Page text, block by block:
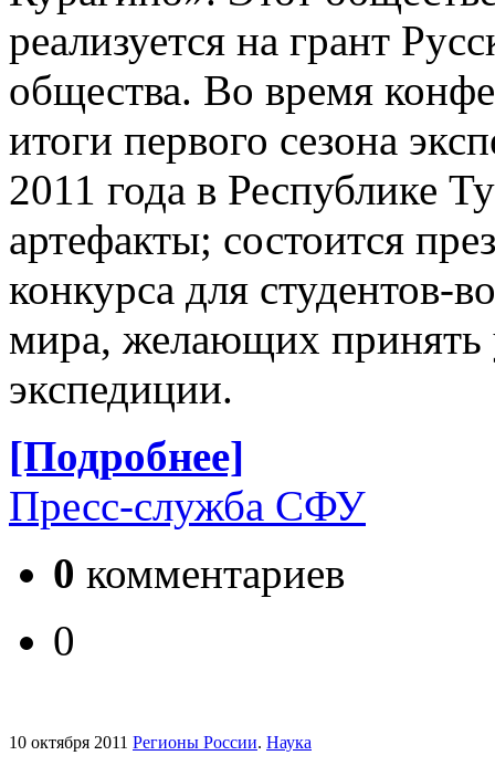
реализуется на грант
общества. Во время
итоги первого сезона
2011 года в Республике
артефакты; состоится
конкурса для студентов-
мира, желающих принять
экспедиции.
[Подробнее]
Пресс-служба СФУ
0 комментариев
0
10 октября 2011 Регионы России. Наука